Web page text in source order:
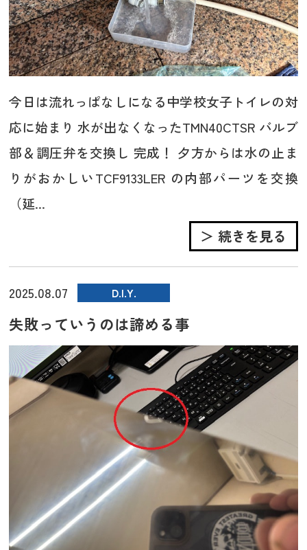
今日は流れっぱなしになる中学校女子トイレの対
応に始まり 水が出なくなったTMN40CTSR バルブ
部＆調圧弁を交換し 完成！ 夕方からは水の止ま
りがおかしいTCF9133LER の内部パーツを交換
（延...
＞ 続きを見る
2025.08.07 D.I.Y.
失敗っていうのは諦める事